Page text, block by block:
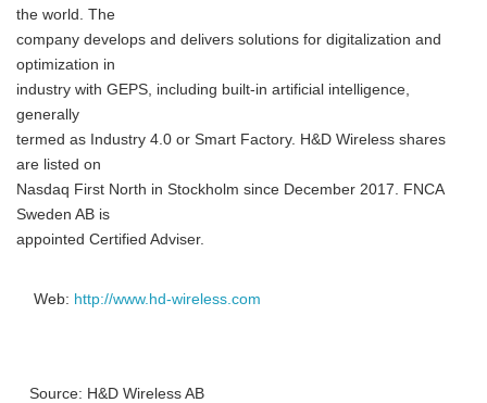
the world. The
company develops and delivers solutions for digitalization and
optimization in
industry with GEPS, including built-in artificial intelligence,
generally
termed as Industry 4.0 or Smart Factory. H&D Wireless shares
are listed on
Nasdaq First North in Stockholm since December 2017. FNCA
Sweden AB is
appointed Certified Adviser.
Web: http://www.hd-wireless.com
Source: H&D Wireless AB